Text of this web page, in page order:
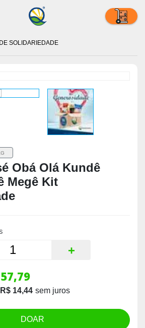
SOLIDARIEDADE
Obá Olá Kundê
Megê Kit
+
R$ 14,44
DOAR